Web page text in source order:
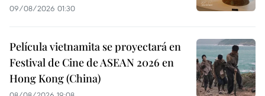
09/08/2026 01:30
Película vietnamita se proyectará en
Festival de Cine de ASEAN 2026 en
Hong Kong (China)